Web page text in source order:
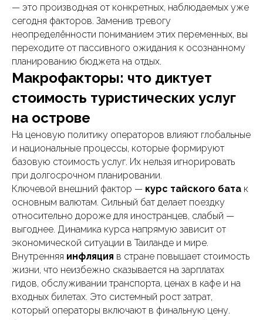
— это производная от конкретных, наблюдаемых уже
сегодня факторов. Заменив тревогу
неопределённости пониманием этих переменных, вы
переходите от пассивного ожидания к осознанному
планированию бюджета на отдых.
Макрофакторы: что диктует
стоимость туристических услуг
на острове
На ценовую политику операторов влияют глобальные
и национальные процессы, которые формируют
базовую стоимость услуг. Их нельзя игнорировать
при долгосрочном планировании.
Ключевой внешний фактор — курс тайского бата к
основным валютам. Сильный бат делает поездку
относительно дороже для иностранцев, слабый —
выгоднее. Динамика курса напрямую зависит от
экономической ситуации в Таиланде и мире.
Внутренняя инфляция в стране повышает стоимость
жизни, что неизбежно сказывается на зарплатах
гидов, обслуживании транспорта, ценах в кафе и на
входных билетах. Это системный рост затрат,
который операторы включают в финальную цену.